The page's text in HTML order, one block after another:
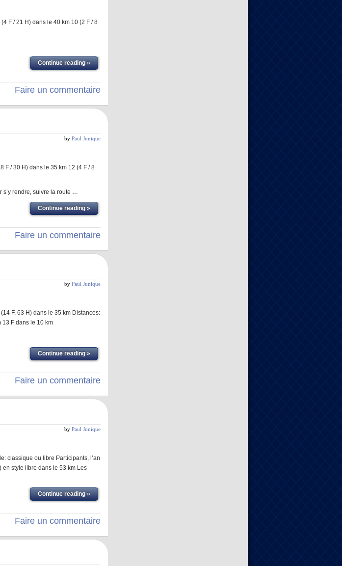
F / 21 H) dans le 40 km 10 (2 F / 8
Continue reading »
Faire un commentaire
by Paul Junique
F / 30 H) dans le 35 km 12 (4 F / 8
s’y rendre, suivre la route …
Continue reading »
Faire un commentaire
by Paul Junique
F, 63 H) dans le 35 km Distances:
13 F dans le 10 km
Continue reading »
Faire un commentaire
by Paul Junique
classique ou libre Participants, l’an
en style libre dans le 53 km Les
Continue reading »
Faire un commentaire